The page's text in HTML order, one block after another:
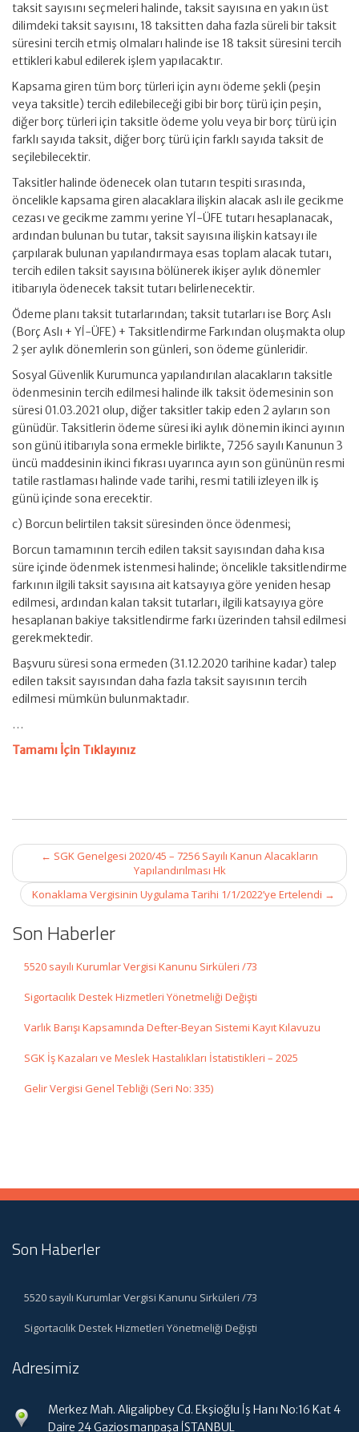
taksit sayısını seçmeleri halinde, taksit sayısına en yakın üst
dilimdeki taksit sayısını, 18 taksitten daha fazla süreli bir taksit
süresini tercih etmiş olmaları halinde ise 18 taksit süresini tercih
ettikleri kabul edilerek işlem yapılacaktır.
Kapsama giren tüm borç türleri için aynı ödeme şekli (peşin
veya taksitle) tercih edilebileceği gibi bir borç türü için peşin,
diğer borç türleri için taksitle ödeme yolu veya bir borç türü için
farklı sayıda taksit, diğer borç türü için farklı sayıda taksit de
seçilebilecektir.
Taksitler halinde ödenecek olan tutarın tespiti sırasında,
öncelikle kapsama giren alacaklara ilişkin alacak aslı ile gecikme
cezası ve gecikme zammı yerine Yİ-ÜFE tutarı hesaplanacak,
ardından bulunan bu tutar, taksit sayısına ilişkin katsayı ile
çarpılarak bulunan yapılandırmaya esas toplam alacak tutarı,
tercih edilen taksit sayısına bölünerek ikişer aylık dönemler
itibarıyla ödenecek taksit tutarı belirlenecektir.
Ödeme planı taksit tutarlarından; taksit tutarları ise Borç Aslı
(Borç Aslı + Yİ-ÜFE) + Taksitlendirme Farkından oluşmakta olup
2 şer aylık dönemlerin son günleri, son ödeme günleridir.
Sosyal Güvenlik Kurumunca yapılandırılan alacakların taksitle
ödenmesinin tercih edilmesi halinde ilk taksit ödemesinin son
süresi 01.03.2021 olup, diğer taksitler takip eden 2 ayların son
günüdür. Taksitlerin ödeme süresi iki aylık dönemin ikinci ayının
son günü itibarıyla sona ermekle birlikte, 7256 sayılı Kanunun 3
üncü maddesinin ikinci fıkrası uyarınca ayın son gününün resmi
tatile rastlaması halinde vade tarihi, resmi tatili izleyen ilk iş
günü içinde sona erecektir.
c) Borcun belirtilen taksit süresinden önce ödenmesi;
Borcun tamamının tercih edilen taksit sayısından daha kısa
süre içinde ödenmek istenmesi halinde; öncelikle taksitlendirme
farkının ilgili taksit sayısına ait katsayıya göre yeniden hesap
edilmesi, ardından kalan taksit tutarları, ilgili katsayıya göre
hesaplanan bakiye taksitlendirme farkı üzerinden tahsil edilmesi
gerekmektedir.
Başvuru süresi sona ermeden (31.12.2020 tarihine kadar) talep
edilen taksit sayısından daha fazla taksit sayısının tercih
edilmesi mümkün bulunmaktadır.
…
Tamamı İçin Tıklayınız
Post
navigation
← SGK Genelgesi 2020/45 – 7256 Sayılı Kanun Alacakların
Yapılandırılması Hk
Konaklama Vergisinin Uygulama Tarihi 1/1/2022’ye Ertelendi →
Son Haberler
5520 sayılı Kurumlar Vergisi Kanunu Sirküleri /73
Sigortacılık Destek Hizmetleri Yönetmeliği Değişti
Varlık Barışı Kapsamında Defter-Beyan Sistemi Kayıt Kılavuzu
SGK İş Kazaları ve Meslek Hastalıkları İstatistikleri – 2025
Gelir Vergisi Genel Tebliği (Seri No: 335)
Son Haberler
5520 sayılı Kurumlar Vergisi Kanunu Sirküleri /73
Sigortacılık Destek Hizmetleri Yönetmeliği Değişti
Adresimiz
Merkez Mah. Aligalipbey Cd. Ekşioğlu İş Hanı No:16 Kat 4
Daire 24 Gaziosmanpaşa İSTANBUL